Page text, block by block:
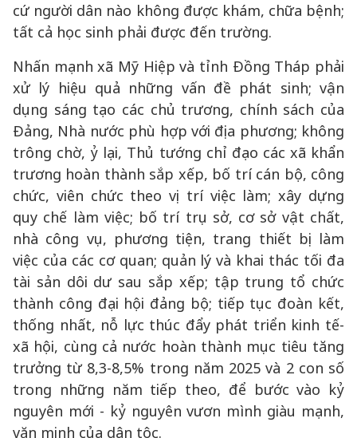
cứ người dân nào không được khám, chữa bệnh;
tất cả học sinh phải được đến trường.
Nhấn mạnh xã Mỹ Hiệp và tỉnh Đồng Tháp phải
xử lý hiệu quả những vấn đề phát sinh; vận
dụng sáng tạo các chủ trương, chính sách của
Đảng, Nhà nước phù hợp với địa phương; không
trông chờ, ỷ lại, Thủ tướng chỉ đạo các xã khẩn
trương hoàn thành sắp xếp, bố trí cán bộ, công
chức, viên chức theo vị trí việc làm; xây dựng
quy chế làm việc; bố trí trụ sở, cơ sở vật chất,
nhà công vụ, phương tiện, trang thiết bị làm
việc của các cơ quan; quản lý và khai thác tối đa
tài sản dôi dư sau sắp xếp; tập trung tổ chức
thành công đại hội đảng bộ; tiếp tục đoàn kết,
thống nhất, nỗ lực thúc đẩy phát triển kinh tế-
xã hội, cùng cả nước hoàn thành mục tiêu tăng
trưởng từ 8,3-8,5% trong năm 2025 và 2 con số
trong những năm tiếp theo, để bước vào kỷ
nguyên mới - kỷ nguyên vươn mình giàu mạnh,
văn minh của dân tộc.